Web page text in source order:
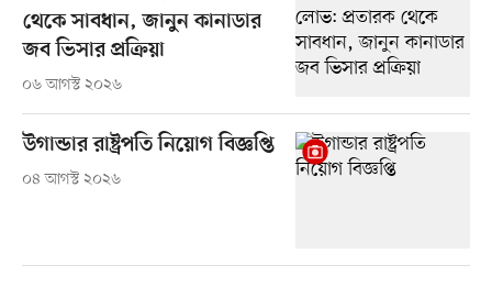
থেকে সাবধান, জানুন কানাডার
জব ভিসার প্রক্রিয়া
০৬ আগস্ট ২০২৬
উগান্ডার রাষ্ট্রপতি নিয়োগ বিজ্ঞপ্তি
০৪ আগস্ট ২০২৬